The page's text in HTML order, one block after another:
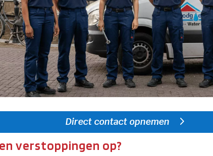
Direct contact opnemen
verstoppingen op?